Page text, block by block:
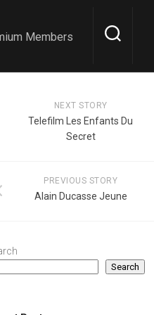
Members
NEXT STORY
Telefilm Les Enfants Du
Secret
PREVIOUS STORY
Alain Ducasse Jeune
Search